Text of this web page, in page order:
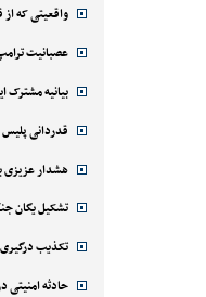
واقعیتی که
عصبانیت
بیانیه مشترک
قدردانی
هشدار عزیزی
تشکیل یگان
تکذیب
حادثه